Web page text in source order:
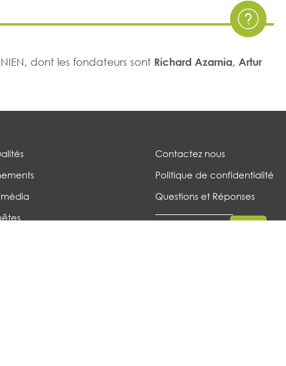
dont les fondateurs sont Richard Azarnia, Artur
Contactez nous
Politique de confidentialité
Questions et Réponses